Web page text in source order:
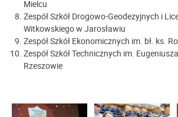
Mielcu
Zespół Szkół Drogowo-Geodezyjnych i
Witkowskiego w Jarosławiu
Zespół Szkół Ekonomicznych im. bł. ks.
Zespół Szkół Technicznych im.
Rzeszowie